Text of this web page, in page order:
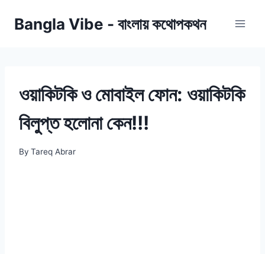
Bangla Vibe - বাংলায় কথোপকথন
ওয়াকিটকি ও মোবাইল ফোন: ওয়াকিটকি
বিলুপ্ত হলোনা কেন!!!
By Tareq Abrar